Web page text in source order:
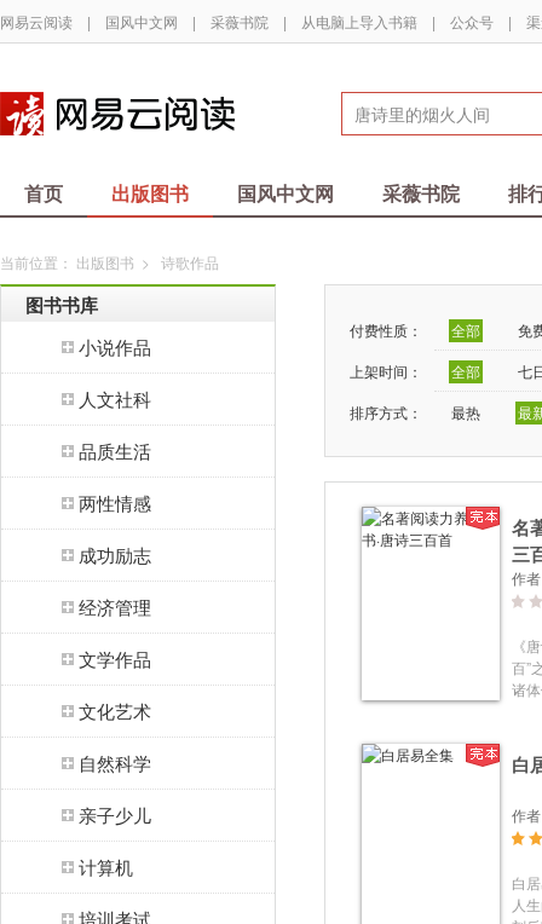
网易云阅读 | 国风中文网 | 采薇书院 | 从电脑上导入书籍 | 公众号 |
首页 出版图书 国风中文网 采薇书院 排
当前位置： 出版图书 > 诗歌作品
图书书库
小说作品
人文社科
品质生活
两性情感
成功励志
经济管理
文学作品
文化艺术
自然科学
亲子少儿
计算机
培训考试
付费性质： 全部
免
上架时间：
全部
七
排序方式：
最热 最
名
三
作
《
百”
诸
期
首
各
院
识
书
白
作
白
人